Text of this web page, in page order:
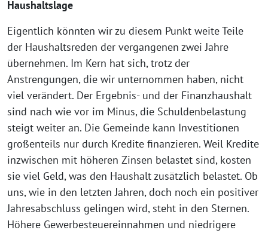
Haushaltslage
Eigentlich könnten wir zu diesem Punkt weite Teile
der Haushaltsreden der vergangenen zwei Jahre
übernehmen. Im Kern hat sich, trotz der
Anstrengungen, die wir unternommen haben, nicht
viel verändert. Der Ergebnis- und der Finanzhaushalt
sind nach wie vor im Minus, die Schuldenbelastung
steigt weiter an. Die Gemeinde kann Investitionen
großenteils nur durch Kredite finanzieren. Weil Kredite
inzwischen mit höheren Zinsen belastet sind, kosten
sie viel Geld, was den Haushalt zusätzlich belastet. Ob
uns, wie in den letzten Jahren, doch noch ein positiver
Jahresabschluss gelingen wird, steht in den Sternen.
Höhere Gewerbesteuereinnahmen und niedrigere